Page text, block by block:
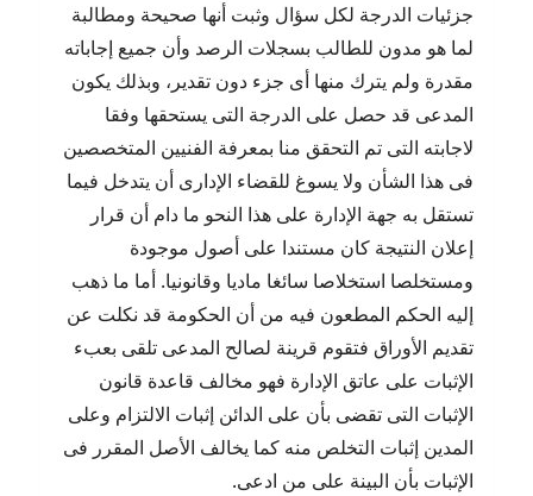
جزئيات الدرجة لكل سؤال وثبت أنها صحيحة ومطالبة
لما هو مدون للطالب بسجلات الرصد وأن جميع إجاباته
مقدرة ولم يترك منها أى جزء دون تقدير، وبذلك يكون
المدعى قد حصل على الدرجة التى يستحقها وفقا
لاجابته التى تم التحقق منا بمعرفة الفنيين المتخصصين
فى هذا الشأن ولا يسوغ للقضاء الإدارى أن يتدخل فيما
تستقل به جهة الإدارة على هذا النحو ما دام أن قرار
إعلان النتيجة كان مستندا على أصول موجودة
ومستخلصا استخلاصا سائغا ماديا وقانونيا. أما ما ذهب
إليه الحكم المطعون فيه من أن الحكومة قد نكلت عن
تقديم الأوراق فتقوم قرينة لصالح المدعى تلقى بعبء
الإثبات على عاتق الإدارة فهو مخالف قاعدة قانون
الإثبات التى تقضى بأن على الدائن إثبات الالتزام وعلى
المدين إثبات التخلص منه كما يخالف الأصل المقرر فى
الإثبات بأن البينة على من ادعى.